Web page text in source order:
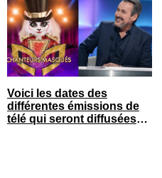
Voici les dates des
différentes émissions de
télé qui seront diffusées